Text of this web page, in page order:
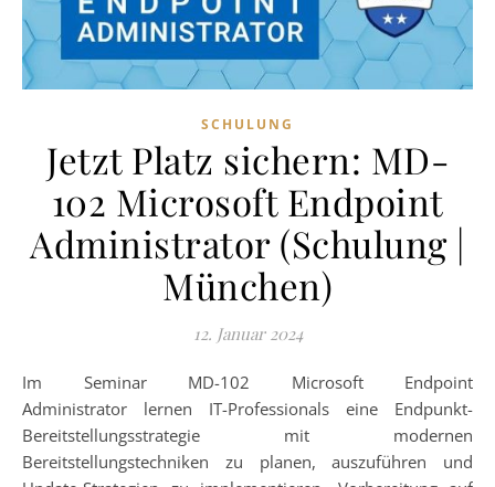
SCHULUNG
Jetzt Platz sichern: MD-
102 Microsoft Endpoint
Administrator (Schulung |
München)
12. Januar 2024
Im Seminar MD-102 Microsoft Endpoint
Administrator lernen IT-Professionals eine Endpunkt-
Bereitstellungsstrategie mit modernen
Bereitstellungstechniken zu planen, auszuführen und